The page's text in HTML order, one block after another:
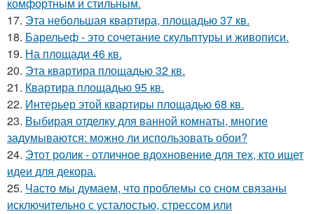
17. Эта небольшая квартира, площадью 37 кв.
18. Барельеф - это сочетание скульптуры и живописи.
19. На площади 46 кв.
20. Эта квартира площадью 32 кв.
21. Квартира площадью 95 кв.
22. Интерьер этой квартиры площадью 68 кв.
23. Выбирая отделку для ванной комнаты, многие
задумываются: можно ли использовать обои?
24. Этот ролик - отличное вдохновение для тех, кто ищет
идеи для декора.
25. Часто мы думаем, что проблемы со сном связаны
исключительно с усталостью, стрессом или